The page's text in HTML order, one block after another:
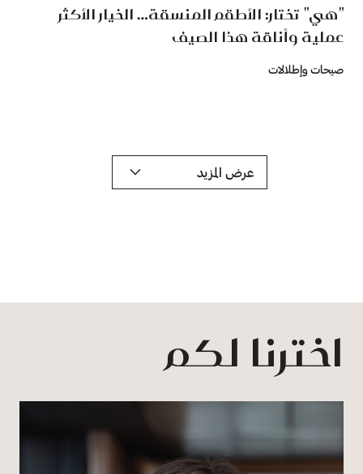
"هي" تختار: الأطقم المنسقة… الخيار الأكثر
عملية وأناقة هذا الصيف
صيحات وإطلالات
عرض المزيد
اخترنا لكم